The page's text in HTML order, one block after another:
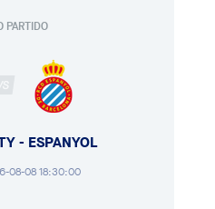
PARTIDO
- ESPANYOL
08-08 18:30:00